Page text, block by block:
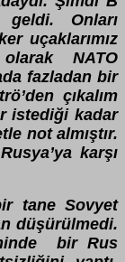
geldi. Onları
uçaklarımız
NATO
fazladan bir
çıkalım
istediği kadar
not almıştır.
karşı
tane Sovyet
düşürülmedi.
bir Rus